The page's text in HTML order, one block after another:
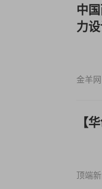
中
力
金羊网
【
顶端